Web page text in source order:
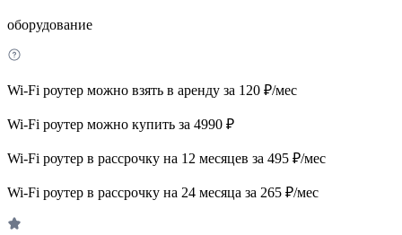
оборудование
Wi-Fi роутер можно взять в аренду за 120 ₽/мес
Wi-Fi роутер можно купить за 4990 ₽
Wi-Fi роутер в рассрочку на 12 месяцев за 495 ₽/мес
Wi-Fi роутер в рассрочку на 24 месяца за 265 ₽/мес